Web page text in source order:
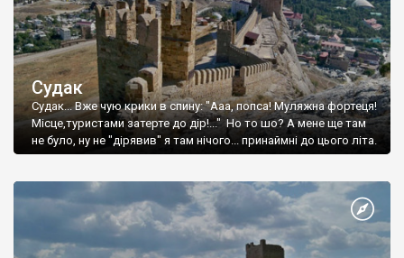
Судак
Судак... Вже чую крики в спину: "Ааа, попса! Муляжна фортеця!
Місце,туристами затерте до дір!..." Но то шо? А мене ще там
не було, ну не "дірявив" я там нічого... принаймні до цього літа.